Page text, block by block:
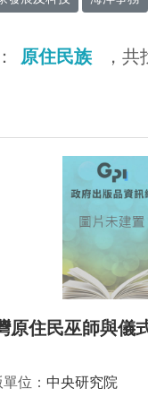
原住民族 ，共
原住民巫師與儀
位： 中央研究院